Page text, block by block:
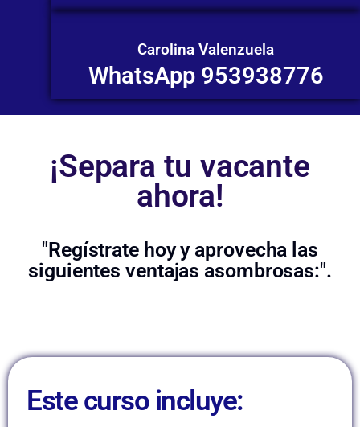
Carolina Valenzuela
WhatsApp 953938776
¡Separa tu vacante
ahora!
"Regístrate hoy y aprovecha las
siguientes ventajas asombrosas:".
Este curso incluye: